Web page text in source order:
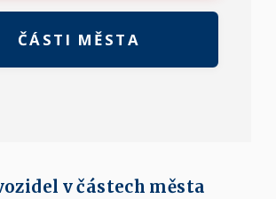
ČÁSTI MĚSTA
v částech města